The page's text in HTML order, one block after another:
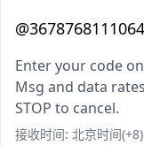
Enter your code
Msg and data
STOP to cancel.
接收时间: 北京时间